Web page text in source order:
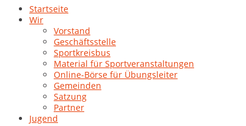
Startseite
Wir
Vorstand
Geschäftsstelle
Sportkreisbus
Material für Sportveranstaltungen
Online-Börse für Übungsleiter
Gemeinden
Satzung
Partner
Jugend